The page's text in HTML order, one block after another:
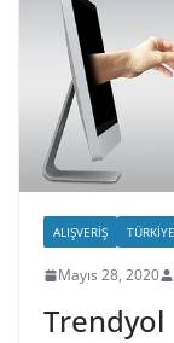
ALIŞVERIŞ TÜRKIYE
Mayıs 28, 2020
Trendyol